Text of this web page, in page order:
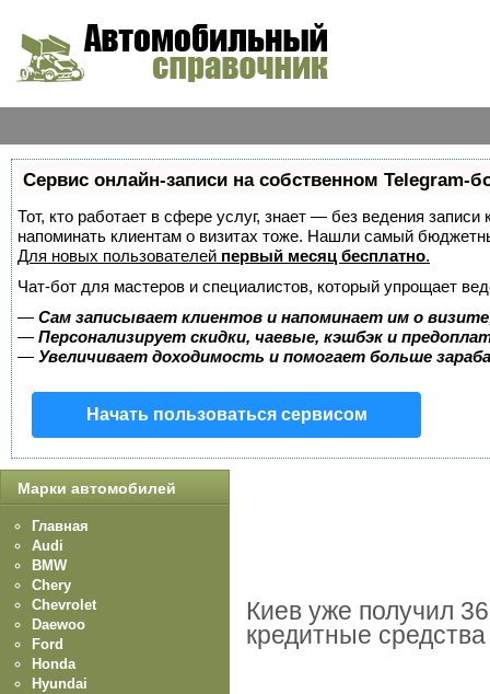
Сервис онлайн-записи на собственном Telegram-
Тот, кто работает в сфере услуг, знает — без ведения
напоминать клиентам о визитах тоже. Нашли самый
Для новых пользователей первый месяц бесплатно.
Чат-бот для мастеров и специалистов, который упрощает
— Сам записывает клиентов и напоминает им о
— Персонализирует скидки, чаевые, кэшбэк и
— Увеличивает доходимость и помогает больше
Начать пользоваться сервисом
Киев уже получил
кредитные
Марки автомобилей
Главная
Audi
BMW
Chery
Chevrolet
Daewoo
Ford
Honda
Hyundai